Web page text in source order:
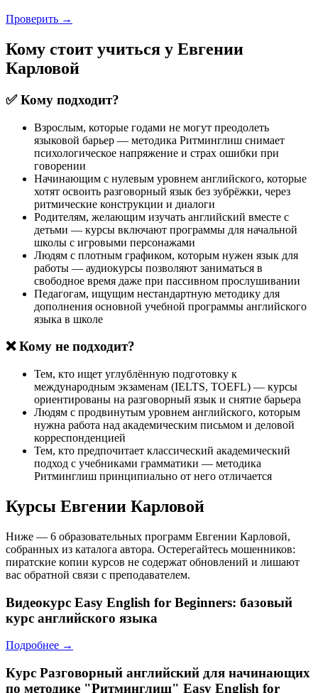
Проверить →
Кому стоит учиться у Евгении
Карловой
✅ Кому подходит?
Взрослым, которые годами не могут преодолеть
языковой барьер — методика Ритминглиш снимает
психологическое напряжение и страх ошибки при
говорении
Начинающим с нулевым уровнем английского, которые
хотят освоить разговорный язык без зубрёжки, через
ритмические конструкции и диалоги
Родителям, желающим изучать английский вместе с
детьми — курсы включают программы для начальной
школы с игровыми персонажами
Людям с плотным графиком, которым нужен язык для
работы — аудиокурсы позволяют заниматься в
свободное время даже при пассивном прослушивании
Педагогам, ищущим нестандартную методику для
дополнения основной учебной программы английского
языка в школе
❌ Кому не подходит?
Тем, кто ищет углублённую подготовку к
международным экзаменам (IELTS, TOEFL) — курсы
ориентированы на разговорный язык и снятие барьера
Людям с продвинутым уровнем английского, которым
нужна работа над академическим письмом и деловой
корреспонденцией
Тем, кто предпочитает классический академический
подход с учебниками грамматики — методика
Ритминглиш принципиально от него отличается
Курсы Евгении Карловой
Ниже — 6 образовательных программ Евгении Карловой,
собранных из каталога автора. Остерегайтесь мошенников:
пиратские копии курсов не содержат обновлений и лишают
вас обратной связи с преподавателем.
Видеокурс Easy English for Beginners: базовый
курс английского языка
Подробнее →
Курс Разговорный английский для начинающих
по методике "Ритминглиш" Easy English for